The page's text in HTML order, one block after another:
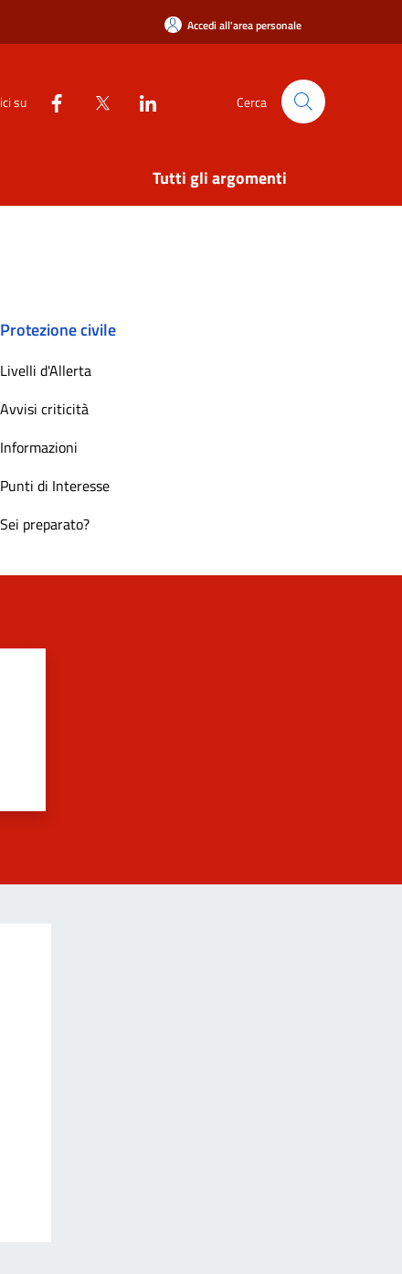
Accedi all'area personale
su Cerca
Tutti gli argomenti
Protezione civile
Livelli d'Allerta
Avvisi criticità
Informazioni
Punti di Interesse
Sei preparato?